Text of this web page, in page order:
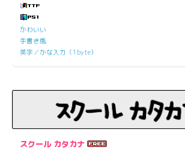
かわいい
手書き風
英字／かな入力（1byte）
スクール カタカナ